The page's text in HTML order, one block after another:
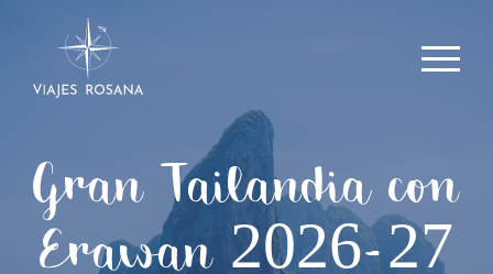
Gran Tailandia con
Erawan 2026-27